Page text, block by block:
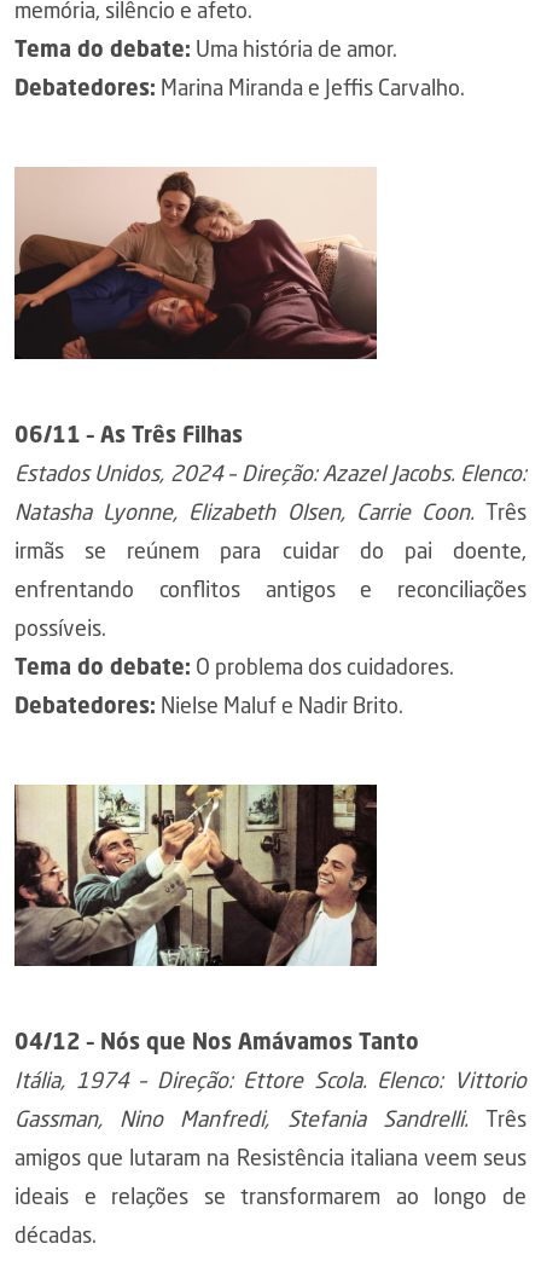
memória, silêncio e afeto.
Tema do debate: Uma história de amor.
Debatedores: Marina Miranda e Jeffis Carvalho.
06/11 – As Três Filhas
Estados Unidos, 2024 – Direção: Azazel Jacobs. Elenco:
Natasha Lyonne, Elizabeth Olsen, Carrie Coon.
Três
irmãs se reúnem para cuidar do pai doente,
enfrentando conflitos antigos e reconciliações
possíveis.
Tema do debate: O problema dos cuidadores.
Debatedores: Nielse Maluf e Nadir Brito.
04/12 – Nós que Nos Amávamos Tanto
Itália, 1974 – Direção: Ettore Scola. Elenco: Vittorio
Gassman, Nino Manfredi, Stefania Sandrelli.
Três
amigos que lutaram na Resistência italiana veem seus
ideais e relações se transformarem ao longo de
décadas.